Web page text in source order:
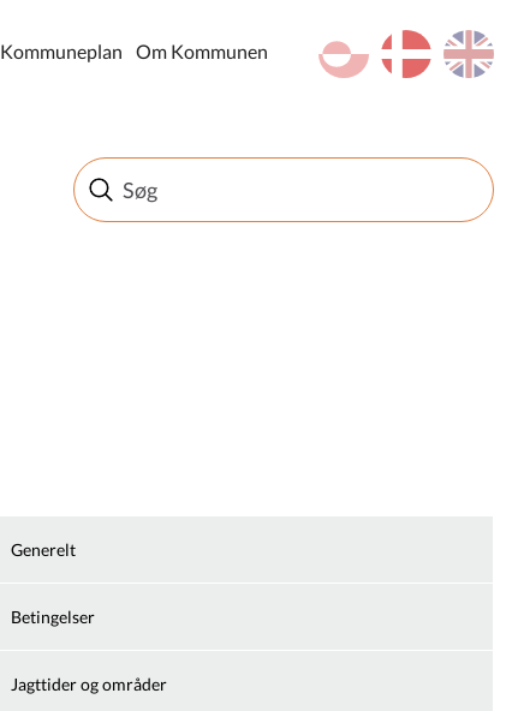
en
da
kl-GL
Kommuneplan Om Kommunen
Generelt
Betingelser
Jagttider og områder